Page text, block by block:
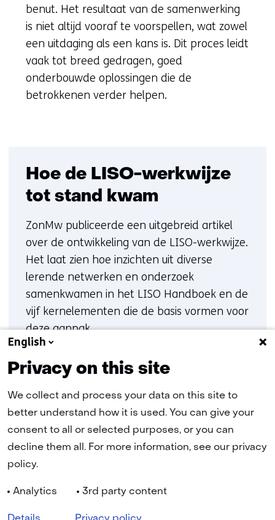
benut. Het resultaat van de samenwerking
is niet altijd vooraf te voorspellen, wat zowel
een uitdaging als een kans is. Dit proces leidt
vaak tot breed gedragen, goed
onderbouwde oplossingen die de
betrokkenen verder helpen.
Hoe de LISO-werkwijze
tot stand kwam
ZonMw publiceerde een uitgebreid artikel
over de ontwikkeling van de LISO-werkwijze.
Het laat zien hoe inzichten uit diverse
lerende netwerken en onderzoek
samenkwamen in het LISO Handboek en de
vijf kernelementen die de basis vormen voor
deze aanpak.
Lees het artikel bij ZonMw
venster)
(verwijst
een
andere
Navigatie
CookiesPrivacy statementDisclaimer
TNO
English
Privacy on this site
We collect and process your data on this site to
better understand how it is used. You can give your
consent to all or selected purposes, or you can
decline them all. For more information, see our privacy
policy.
Analytics 3rd party content